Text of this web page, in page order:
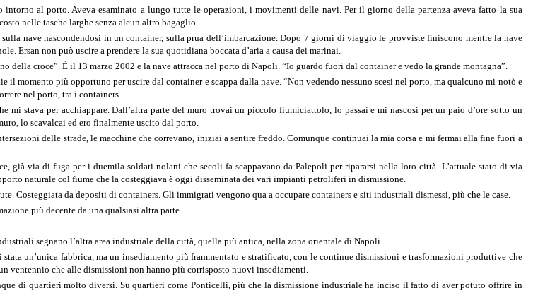
intorno al porto. Aveva esaminato a lungo tutte le operazioni, i movimenti delle navi. Per il giorno della partenza aveva fatto la sua
nelle tasche larghe senza alcun altro bagaglio.
nave nascondendosi in un container, sulla prua dell’imbarcazione. Dopo 7 giorni di viaggio le provviste finiscono mentre la nave
Ersan non può uscire a prendere la sua quotidiana boccata d’aria a causa dei marinai.
della croce”. È il 13 marzo 2002 e la nave attracca nel porto di Napoli. “Io guardo fuori dal container e vedo la grande montagna”.
il momento più opportuno per uscire dal container e scappa dalla nave. “Non vedendo nessuno scesi nel porto, ma qualcuno mi notò e
nel porto, tra i containers.
mi stava per acchiappare. Dall’altra parte del muro trovai un piccolo fiumiciattolo, lo passai e mi nascosi per un paio d’ore sotto un
lo scavalcai ed ero finalmente uscito dal porto.
delle strade, le macchine che correvano, iniziai a sentire freddo. Comunque continuai la mia corsa e mi fermai alla fine fuori a
già via di fuga per i duemila soldati nolani che secoli fa scappavano da Palepoli per ripararsi nella loro città. L’attuale stato di via
naturale col fiume che la costeggiava è oggi disseminata dei vari impianti petroliferi in dismissione.
Costeggiata da depositi di containers. Gli immigrati vengono qua a occupare containers e siti industriali dismessi, più che le case.
più decente da una qualsiasi altra parte.
segnano l’altra area industriale della città, quella più antica, nella zona orientale di Napoli.
stata un’unica fabbrica, ma un insediamento più frammentato e stratificato, con le continue dismissioni e trasformazioni produttive che
ventennio che alle dismissioni non hanno più corrisposto nuovi insediamenti.
di quartieri molto diversi. Su quartieri come Ponticelli, più che la dismissione industriale ha inciso il fatto di aver potuto offrire in